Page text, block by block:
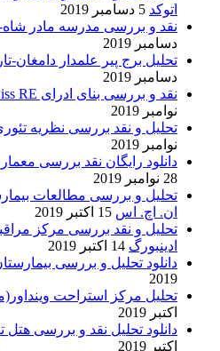
اتوکد 5 دسامبر 2019
نقد و بررسی مدرسه مادر
دسامبر 2019
تحلیل برج پیر علمدار دامغان-
دسامبر 2019
نقد و بررسی بنای ادرای swiss RE لندن-نورمن فاستر
نوامبر 2019
تحلیل و نقد بررسی نظریه
نوامبر 2019
دانلود رایگان نقد بررسی
28 نوامبر 2019
تحلیل و بررسی مطالعات
ان. اچ. اس 15 اکتبر 2019
تحلیل و نقد بررسی مرکز
ادینبورگ 14 اکتبر 2019
دانلود تحلیل و بررسی
2019
تحلیل مرکز استراحت
اکتبر 2019
دانلود تحلیل نقد و بررسی هتل
اکتبر 2019